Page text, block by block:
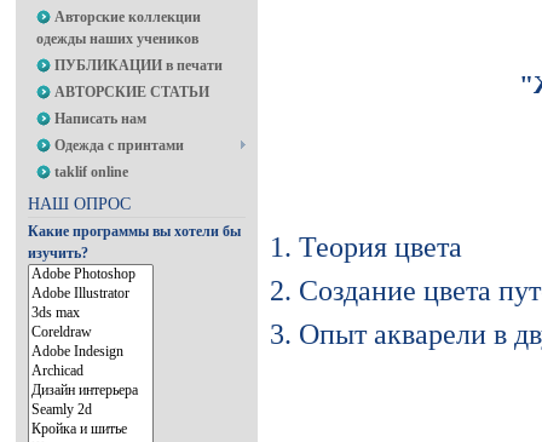
Авторские коллекции
одежды наших учеников
ПУБЛИКАЦИИ в печати
АВТОРСКИЕ СТАТЬИ
Написать нам
Одежда с принтами
taklif online
НАШ ОПРОС
Какие программы вы хотели бы
изучить?
1. Теория цвета
2. Создание цвета
3. Опыт акварели в